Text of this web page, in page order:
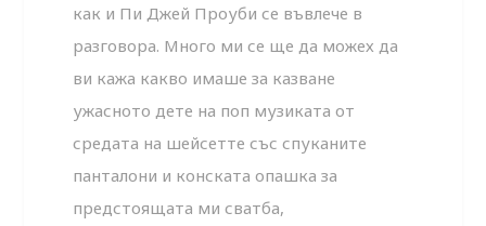
как и Пи Джей Проуби се въвлече в
разговора. Много ми се ще да можех да
ви кажа какво имаше за казване
ужасното дете на поп музиката от
средата на шейсетте със спуканите
панталони и конската опашка за
предстоящата ми сватба,